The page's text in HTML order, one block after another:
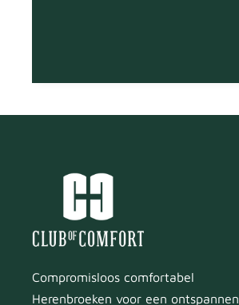
Compromisloos comfortabel
Herenbroeken voor een ontspannen